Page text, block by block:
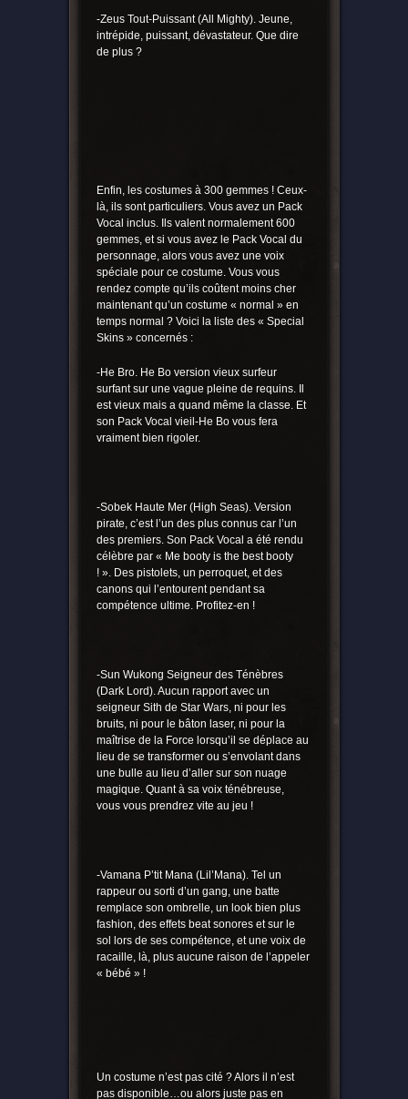
-Zeus Tout-Puissant (All Mighty). Jeune,
intrépide, puissant, dévastateur. Que dire
de plus ?
Enfin, les costumes à 300 gemmes ! Ceux-
là, ils sont particuliers. Vous avez un Pack
Vocal inclus. Ils valent normalement 600
gemmes, et si vous avez le Pack Vocal du
personnage, alors vous avez une voix
spéciale pour ce costume. Vous vous
rendez compte qu’ils coûtent moins cher
maintenant qu’un costume « normal » en
temps normal ? Voici la liste des « Special
Skins » concernés :
-He Bro. He Bo version vieux surfeur
surfant sur une vague pleine de requins. Il
est vieux mais a quand même la classe. Et
son Pack Vocal vieil-He Bo vous fera
vraiment bien rigoler.
-Sobek Haute Mer (High Seas). Version
pirate, c’est l’un des plus connus car l’un
des premiers. Son Pack Vocal a été rendu
célèbre par « Me booty is the best booty
! ». Des pistolets, un perroquet, et des
canons qui l’entourent pendant sa
compétence ultime. Profitez-en !
-Sun Wukong Seigneur des Ténèbres
(Dark Lord). Aucun rapport avec un
seigneur Sith de Star Wars, ni pour les
bruits, ni pour le bâton laser, ni pour la
maîtrise de la Force lorsqu’il se déplace au
lieu de se transformer ou s’envolant dans
une bulle au lieu d’aller sur son nuage
magique. Quant à sa voix ténébreuse,
vous vous prendrez vite au jeu !
-Vamana P’tit Mana (Lil’Mana). Tel un
rappeur ou sorti d’un gang, une batte
remplace son ombrelle, un look bien plus
fashion, des effets beat sonores et sur le
sol lors de ses compétence, et une voix de
racaille, là, plus aucune raison de l’appeler
« bébé » !
Un costume n’est pas cité ? Alors il n’est
pas disponible…ou alors juste pas en